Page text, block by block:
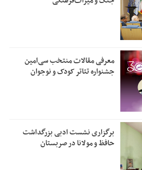
معرفی مقالات منتخب سی‌امین
جشنواره تئاتر کودک و نوجوان
برگزاری نشست ادبی بزرگداشت
حافظ و مولانا در صربستان